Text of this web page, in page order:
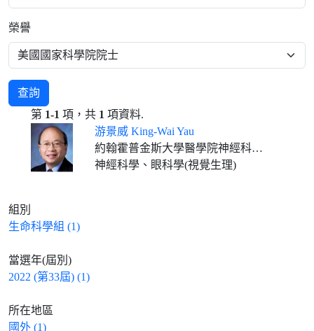
榮譽
查詢
第 1-1 項，共 1 項資料.
游景威 King-Wai Yau
約翰霍普金斯大學醫學院神經科學系暨眼科學系教授
神經科學、眼科學(視覺生理)
組別
生命科學組 (1)
當選年(屆別)
2022 (第33屆) (1)
所在地區
國外 (1)